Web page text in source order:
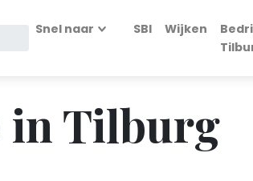
Snel naar SBI Wijken
in Tilburg